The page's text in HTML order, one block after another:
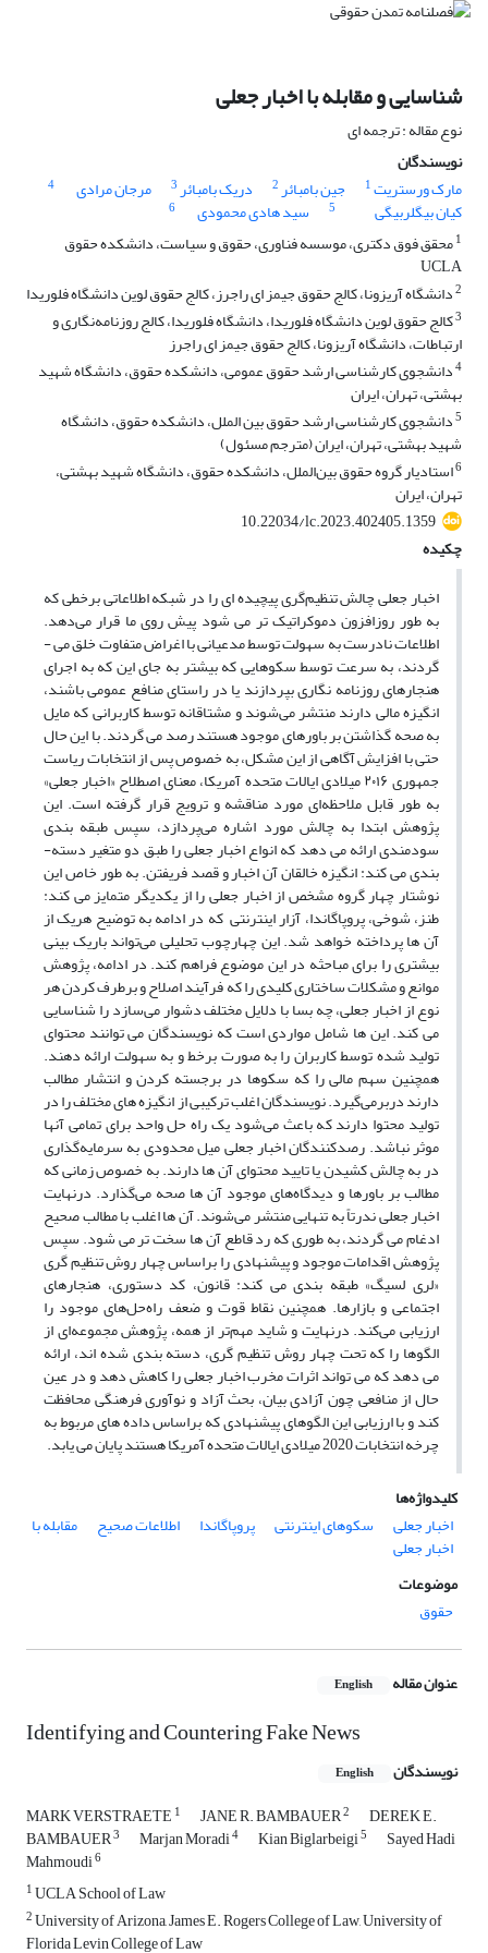
شناسایی و مقابله با اخبار جعلی
نوع مقاله : ترجمه ای
نویسندگان
مارک ورستریت1 جین بامبائر2 دریک بامبائر3 مرجان مرادی 4
کیان بیگلربیگی 5 سید هادی محمودی
6
1محقق فوق دکتری، موسسه فناوری، حقوق و سیاست، دانشکده حقوق
UCLA
2دانشگاه آریزونا، کالج حقوق جیمز ای راجرز، کالج حقوق لوین دانشگاه فلوریدا
3کالج حقوق لوین دانشگاه فلوریدا، دانشگاه فلوریدا، کالج روزنامه‌نگاری و
ارتباطات، دانشگاه آریزونا، کالج حقوق جیمز ای راجرز
4دانشجوی کارشناسی ارشد حقوق عمومی، دانشکده حقوق، دانشگاه شهید
بهشتی، تهران، ایران
5دانشجوی کارشناسی ارشد حقوق بین الملل، دانشکده حقوق، دانشگاه
شهید بهشتی، تهران، ایران (مترجم مسئول)
6استادیار گروه حقوق بین‌الملل، دانشکده حقوق، دانشگاه شهید بهشتی،
تهران، ایران
10.22034/lc.2023.402405.1359
چکیده
اخبار جعلیچالش تنظیم‌گری پیچیده­ ای را در شبکه اطلاعاتی برخطی که
به طور روزافزون دموکراتیک­ تر می­ شود پیش روی ما قرار می‌دهد.
اطلاعات نادرست به سهولت توسط مدعیانی با اغراض متفاوت خلق می ­
گردند، به سرعت توسط سکوهایی که بیشتر به جای این که به اجرای
هنجارهای روزنامه­ ‌نگاری بپردازند یا در راستای منافع عمومی باشند،
انگیزه مالی دارند منتشر می‌شوند و مشتاقانه توسط کاربرانی که مایل
به صحه گذاشتن بر باورهای موجود هستند رصد می­ گردند. با این حال
حتی با افزایش آگاهی از این مشکل، به خصوص پس از انتخابات ریاست‌
جمهوری ۲۰۱۶ میلادی ایالات متحده آمریکا، معنای اصطلاح «اخبار جعلی»
به طور قابل ملاحظه‌ای مورد مناقشه و ترویج قرار گرفته ­است. این
پژوهش ابتدا به چالش مورد اشاره می‌پردازد، سپس طبقه ­­بندی
سودمندی ارائه می­ دهد که انواع اخبار جعلیرا طبق دو متغیر دسته­­
بندی می ­کند: انگیزه خالقان آن اخبار و قصد فریفتن. به طور خاص این
نوشتار چهار گروه مشخص از اخبار جعلیرا از یکدیگر متمایز می­ کند:
طنز، شوخی، پروپاگاندا، آزار اینترنتی که در ادامه به توضیح هریک از
آن­ ها پرداخته خواهد شد. این چهارچوب تحلیلی می‌تواند باریک بینی
بیشتری را برای مباحثه در این موضوع فراهم کند. در ادامه، پژوهش
موانع و مشکلات ساختاری کلیدی را که فرآیند اصلاح و برطرف کردن هر
نوع از اخبار جعلی، چه بسا با دلایل مختلف دشوار می‌سازد را شناسایی
می­ کند. این ­ها شامل مواردی است که نویسندگان می ­توانند محتوای
تولید شده توسط کاربران را به صورت برخط و به سهولت ارائه دهند.
همچنین سهم مالی را که سکوها در برجسته کردن و انتشار مطالب
دارند دربرمی‌گیرد. نویسندگان اغلب ترکیبی از انگیزه ­های مختلف را در
تولید محتوا دارند که باعث می‌شود یک راه حل واحد برای تمامی آن­ها
موثر نباشد. رصدکنندگان اخبار جعلیمیل محدودی به سرمایه‌گذاری
در به چالش کشیدن یا تایید محتوای آن­ ها دارند. به خصوص زمانی که
مطالب بر باورها و دیدگاه‌های موجود آن­ ها صحه می‌گذارد. درنهایت
اخبار جعلیندرتاً به تنهایی منتشر می‌شوند. آن­ ها اغلب با مطالب صحیح
ادغام می­ گردند، به طوری که رد قاطع آن ­ها سخت ­تر می­ شود. سپس
پژوهش اقدامات موجود و پیشنهادی را براساس چهار روش تنظیم ­گری
«لری لسیگ» طبقه ­­بندی می­ کند: قانون، کد دستوری، هنجارهای
اجتماعی و بازارها. همچنین نقاط قوت و ضعف­ راه‌حل‌های موجود را
ارزیابی می‌کند. درنهایت و شاید مهم‌تر از همه، پژوهش مجموعه‌ای از
الگوها را که تحت چهار روش تنظیم ­گری، دسته­­ بندی شده اند، ارائه
می ­دهد که می­ تواند اثرات مخرب اخبار جعلیرا کاهش دهد و در عین
حال از منافعی چون آزادی بیان، بحث آزاد و نوآوری فرهنگی محافظت
کند و با ارزیابی این الگوهای پیشنهادی که براساس داده­ های مربوط به
چرخه انتخابات 2020 میلادی ایالات متحده آمریکا هستند پایان می­ یابد.
کلیدواژه‌ها
اخبار جعلی
سکوهای اینترنتی پروپاگاندا اطلاعات صحیح مقابله با
اخبار جعلی
موضوعات
حقوق
عنوان مقاله English
Identifying and Countering Fake News
نویسندگان English
MARK VERSTRAETE 1 JANE R. BAMBAUER2 DEREK E.
BAMBAUER3 Marjan Moradi4 Kian Biglarbeigi5 Sayed Hadi
Mahmoudi6
1UCLA School of Law
2University of Arizona, James E. Rogers College of Law, University of
Florida Levin College of Law